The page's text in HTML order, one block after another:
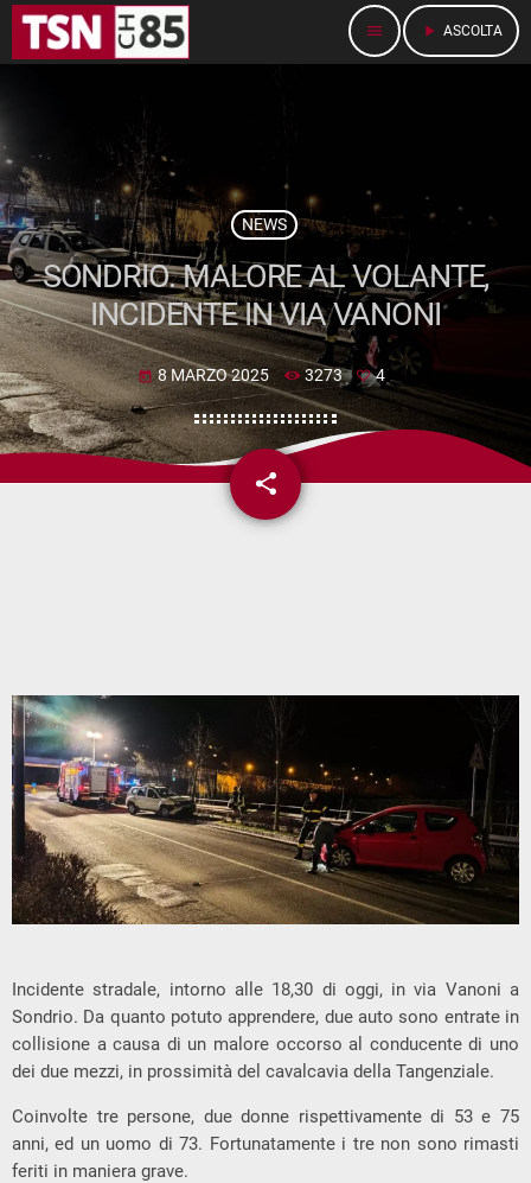
menu play_arrow ASCOLTA
NEWS
SONDRIO. MALORE AL VOLANTE,
INCIDENTE IN VIA VANONI
today 8 MARZO 2025 3273 4
share
email
Incidente stradale, intorno alle 18,30 di oggi, in via Vanoni a
Sondrio. Da quanto potuto apprendere, due auto sono entrate in
collisione a causa di un malore occorso al conducente di uno
dei due mezzi, in prossimità del cavalcavia della Tangenziale.
Coinvolte tre persone, due donne rispettivamente di 53 e 75
anni, ed un uomo di 73. Fortunatamente i tre non sono rimasti
feriti in maniera grave.